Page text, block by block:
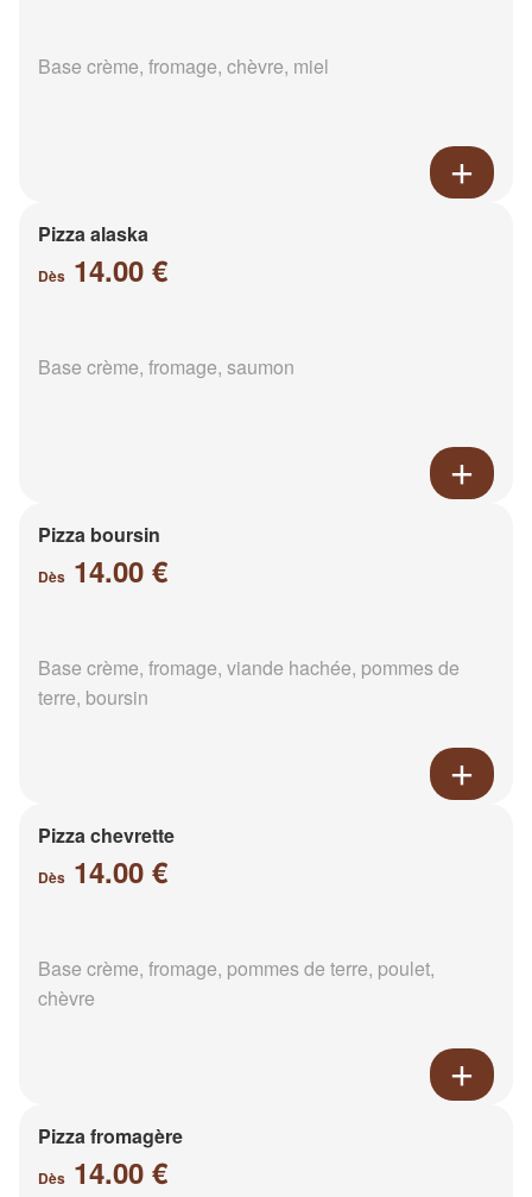
Base crème, fromage, chèvre, miel
Pizza alaska
Dès 14.00 €
Base crème, fromage, saumon
Pizza boursin
Dès 14.00 €
Base crème, fromage, viande hachée, pommes de
terre, boursin
Pizza chevrette
Dès 14.00 €
Base crème, fromage, pommes de terre, poulet,
chèvre
Pizza fromagère
Dès 14.00 €